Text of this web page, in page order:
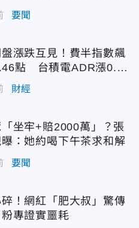
垃圾收運服務。（資料示意圖
要聞
漲跌互見！費半指數飆
點 台積電ADR漲0.9
財經
坐牢+賠2000萬」？張
：她約喝下午茶求和解
要聞
！網紅「肥大叔」驚傳
專證實噩耗